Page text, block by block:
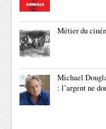
Métier du
Michael
: l’argent ne